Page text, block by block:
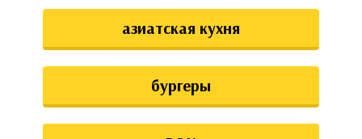
азиатская кухня
бургеры